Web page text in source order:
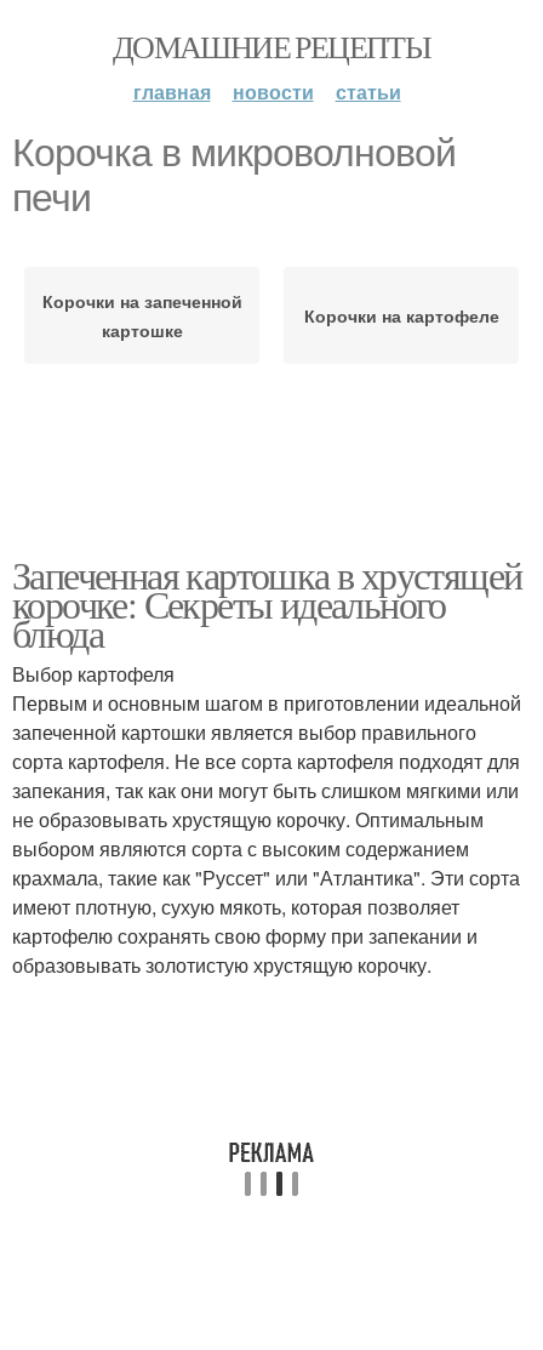
ДОМАШНИЕ РЕЦЕПТЫ
главная новости статьи
Корочка в микроволновой
печи
Корочки на запеченной
картошке
Корочки на картофеле
Запеченная картошка в хрустящей
корочке: Секреты идеального
блюда
Выбор картофеля
Первым и основным шагом в приготовлении идеальной
запеченной картошки является выбор правильного
сорта картофеля. Не все сорта картофеля подходят для
запекания, так как они могут быть слишком мягкими или
не образовывать хрустящую корочку. Оптимальным
выбором являются сорта с высоким содержанием
крахмала, такие как "Руссет" или "Атлантика". Эти сорта
имеют плотную, сухую мякоть, которая позволяет
картофелю сохранять свою форму при запекании и
образовывать золотистую хрустящую корочку.